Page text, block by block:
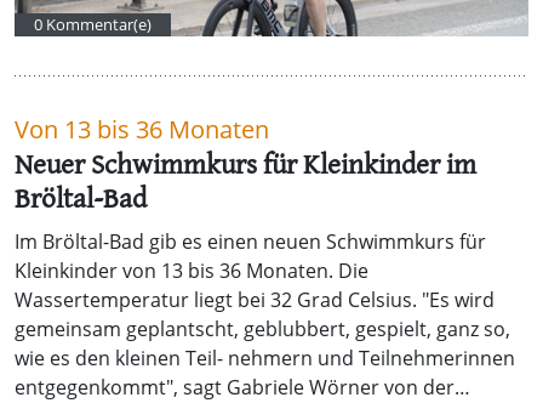
0 Kommentar(e)
Von 13 bis 36 Monaten
Neuer Schwimmkurs für Kleinkinder im
Bröltal-Bad
Im Bröltal-Bad gib es einen neuen Schwimmkurs für
Kleinkinder von 13 bis 36 Monaten. Die
Wassertemperatur liegt bei 32 Grad Celsius. "Es wird
gemeinsam geplantscht, geblubbert, gespielt, ganz so,
wie es den kleinen Teil- nehmern und Teilnehmerinnen
entgegenkommt", sagt Gabriele Wörner von der…